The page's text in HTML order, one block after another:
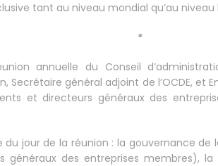
tant au niveau mondial qu’au niveau
*
annuelle du Conseil
Secrétaire général adjoint de l’OCDE, et
et directeurs généraux des
du jour de la réunion : la gouvernance
généraux des entreprises membres),